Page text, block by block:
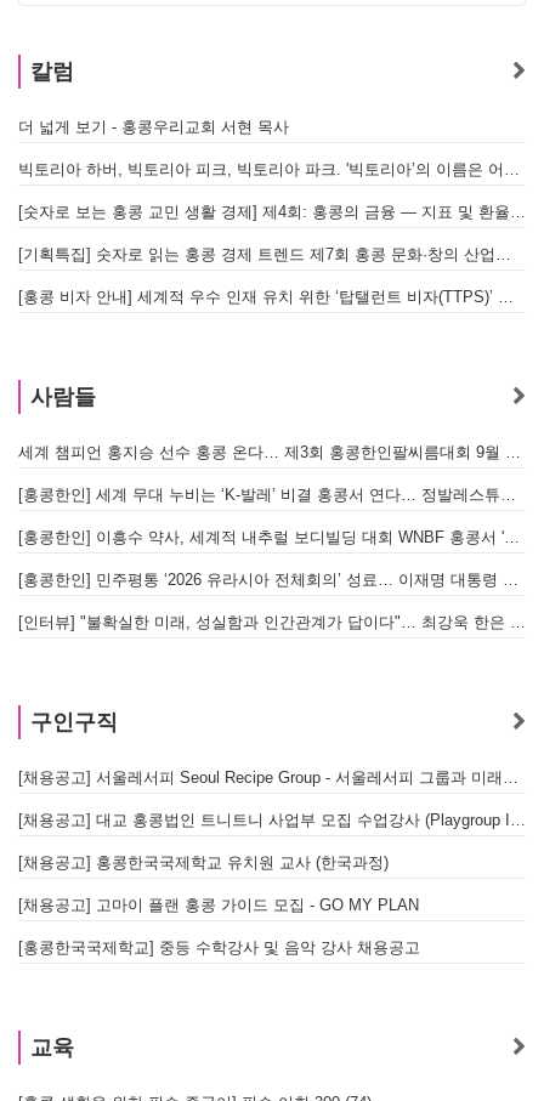
칼럼
더 넓게 보기 - 홍콩우리교회 서현 목사
사람들
구인구직
[채용공고] 홍콩한국국제학교 유치원 교사 (한국과정)
[채용공고] 고마이 플랜 홍콩 가이드 모집 - GO MY PLAN
[홍콩한국국제학교] 중등 수학강사 및 음악 강사 채용공고
교육